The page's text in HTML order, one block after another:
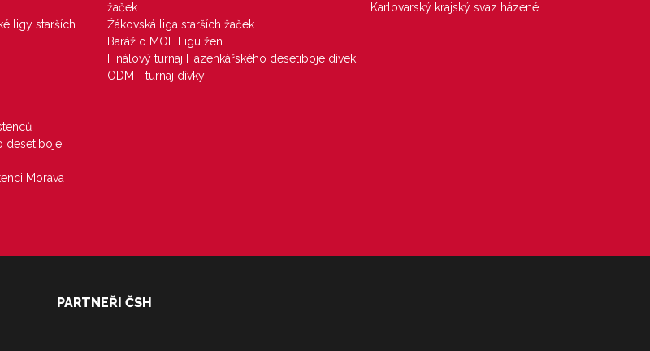
ligy starších
desetiboje
Morava
žaček
Žákovská liga starších žaček
Baráž o MOL Ligu žen
Finálový turnaj Házenkářského desetiboje dívek
ODM - turnaj dívky
Karlovarský krajský svaz házené
PARTNEŘI ČSH